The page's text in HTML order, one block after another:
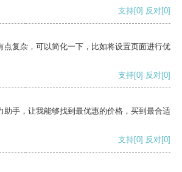
支持[0] 反对[0]
点复杂，可以简化一下，比如将设置页面进行优
支持[0] 反对[0]
助手，让我能够找到最优惠的价格，买到最合适
支持[0] 反对[0]